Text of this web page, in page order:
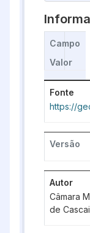
Campo
Valor
Fonte
https://
Versão
Autor
Câmara
de